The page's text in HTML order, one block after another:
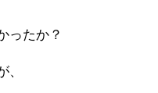
ったか？